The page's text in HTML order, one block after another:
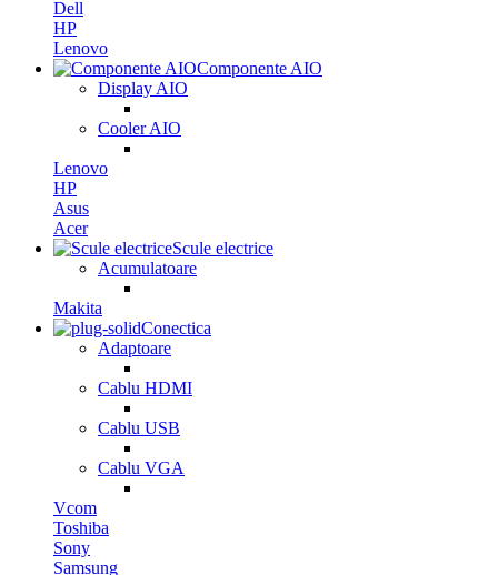
Dell
HP
Lenovo
Componente AIO
Display AIO
Cooler AIO
Lenovo
HP
Asus
Acer
Scule electrice
Acumulatoare
Makita
Conectica
Adaptoare
Cablu HDMI
Cablu USB
Cablu VGA
Vcom
Toshiba
Sony
Samsung